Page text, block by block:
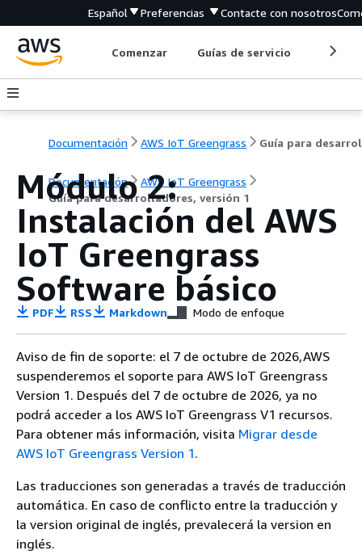
Español Preferencias Contacte con nosotros
Comenzar Guías de servicio
Documentación AWS IoT Greengrass
Documentación
AWS IoT Greengrass
Guía para desarrolladores, versión 1
Módulo 2:
Instalación del AWS
IoT Greengrass
Software básico
PDF RSS Markdown Modo de enfoque
Aviso de fin de soporte: el 7 de octubre de 2026,AWS
suspenderemos el soporte para AWS IoT Greengrass
Version 1. Después del 7 de octubre de 2026, ya no
podrá acceder a los AWS IoT Greengrass V1 recursos.
Para obtener más información, visita Migrar desde
AWS IoT Greengrass Version 1.
Las traducciones son generadas a través de traducción
automática. En caso de conflicto entre la traducción y
la version original de inglés, prevalecerá la version en
inglés.